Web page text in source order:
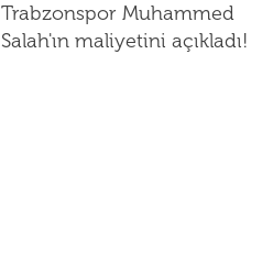
Trabzonspor Muhammed
Salah'ın maliyetini açıkladı!